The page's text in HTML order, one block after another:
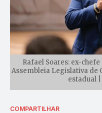
Rafael Soares: ex-
Assembleia Legislativa de
estadual |
COMPARTILHAR